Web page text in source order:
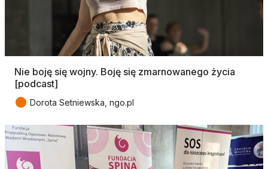
Nie boję się wojny. Boję się zmarnowanego życia
[podcast]
● Dorota Setniewska, ngo.pl